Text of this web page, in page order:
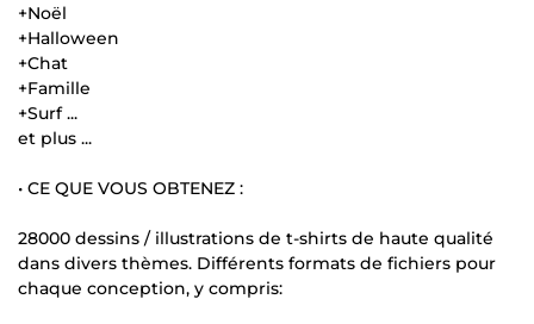
+Noël
+Halloween
+Chat
+Famille
+Surf ...
et plus ...
• CE QUE VOUS OBTENEZ :
28000 dessins / illustrations de t-shirts de haute qualité
dans divers thèmes. Différents formats de fichiers pour
chaque conception, y compris: